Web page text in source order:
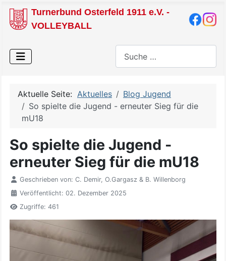
Turnerbund Osterfeld 1911 e.V. -
VOLLEYBALL
Aktuelle Seite: Aktuelles
Blog Jugend
So spielte die Jugend - erneuter Sieg für die
mU18
So spielte die Jugend -
erneuter Sieg für die mU18
Geschrieben von: C. Demir, O.Gargasz & B. Willenborg
Veröffentlicht: 02. Dezember 2025
Zugriffe: 461